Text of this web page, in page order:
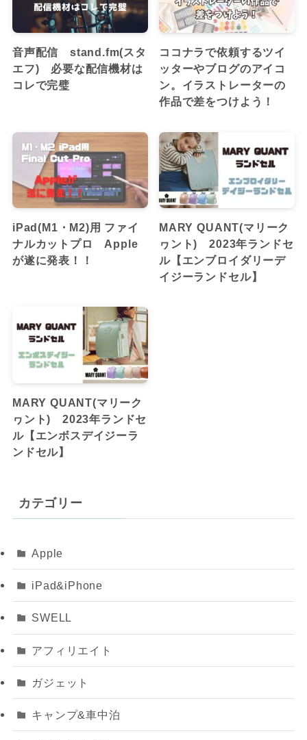
音声配信 stand.fm(スタ
エフ) 必要な配信機材は
コレで完璧
ココナラで依頼するツイ
ッターやブログのアイコ
ン。イラストレーターの
作品で差をつけよう！
iPad(M1・M2)用 ファイ
ナルカットプロ Apple
が遂に発表！！
MARY QUANT(マリーク
ヮント) 2023年ランドセ
ル【エンブロイダリーデ
イジーランドセル】
MARY QUANT(マリーク
ヮント) 2023年ランドセ
ル【エンボスデイジーラ
ンドセル】
カテゴリー
Apple
iPad&iPhone
SWELL
アフィリエイト
ガジェット
キャンプ&車中泊